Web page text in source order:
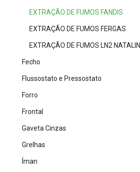
EXTRAÇÃO DE FUMOS FANDIS
EXTRAÇÃO DE FUMOS FERGAS
EXTRAÇÃO DE FUMOS LN2 NATALINI
Fecho
Flussostato e Pressostato
Forro
Frontal
Gaveta Cinzas
Grelhas
Íman